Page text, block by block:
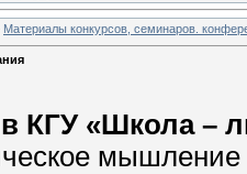
Материалы конкурсов, семинаров.
в КГУ «Школа –
мышление